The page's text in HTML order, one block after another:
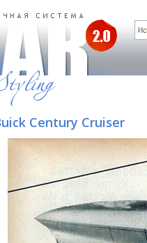
Century Cruiser